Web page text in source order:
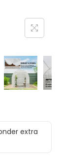
extra